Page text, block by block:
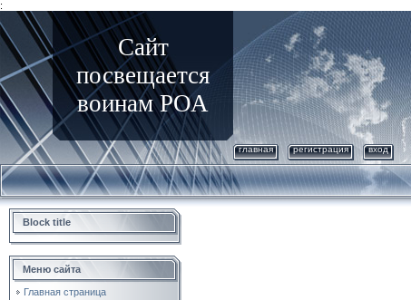
:
Сайт
посвещается
воинам РОА
главная регистрация вход
Block title
Меню сайта
Главная страница